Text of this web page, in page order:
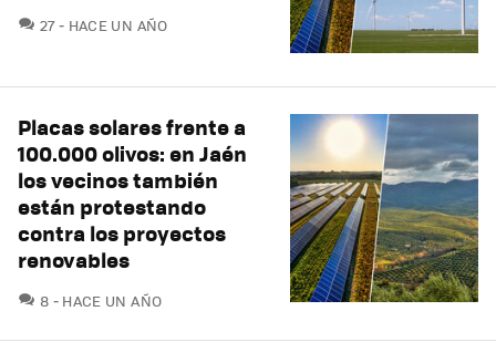
27COMENTARIOS
HACE UN AÑO
Placas solares frente a
100.000 olivos: en Jaén
los vecinos también
están protestando
contra los proyectos
renovables
8 COMENTARIOS
HACE UN AÑO